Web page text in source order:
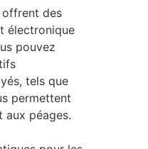
offrent des
électronique
pouvez
tels que
permettent
aux péages.